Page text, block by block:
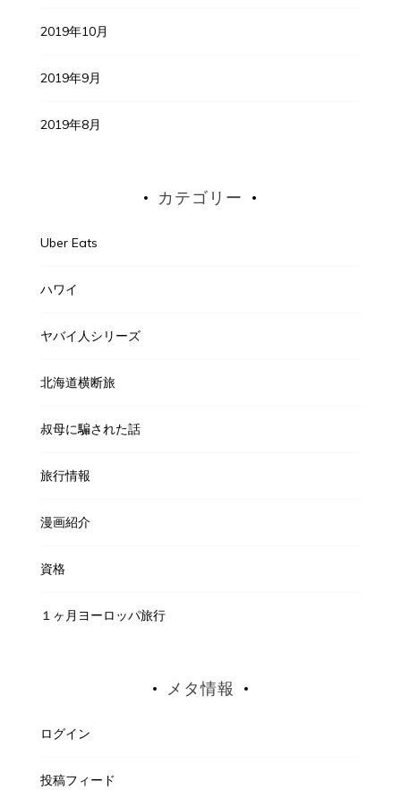
2019年10月
2019年9月
2019年8月
カテゴリー
Uber Eats
ハワイ
ヤバイ人シリーズ
北海道横断旅
叔母に騙された話
旅行情報
漫画紹介
資格
１ヶ月ヨーロッパ旅行
メタ情報
ログイン
投稿フィード